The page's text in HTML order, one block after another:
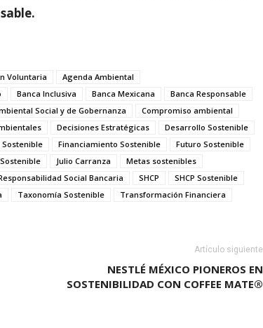
Voluntaria
Agenda Ambiental
Banca Inclusiva Banca Mexicana
Banca Responsable
Social y de Gobernanza
Compromiso ambiental
Decisiones Estratégicas
Desarrollo Sostenible
Financiamiento Sostenible
Futuro Sostenible
Julio Carranza
Metas sostenibles
Social Bancaria SHCP
SHCP Sostenible
Taxonomía Sostenible
Transformación Financiera
Artículo siguiente
NESTLÉ MÉXICO PIONEROS EN
SOSTENIBILIDAD CON COFFEE MATE®